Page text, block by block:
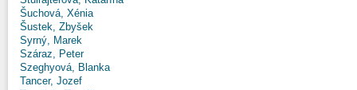
Šuchová, Xénia
Šustek, Zbyšek
Syrný, Marek
Száraz, Peter
Szeghyová, Blanka
Tancer, Jozef